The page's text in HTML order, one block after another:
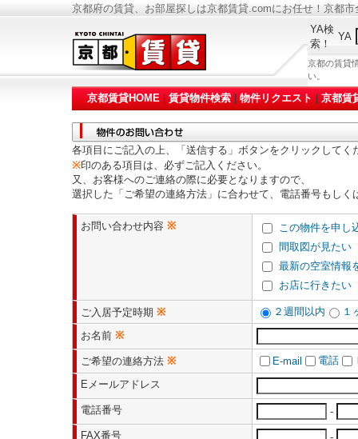
京都府の賃貸、お部屋探しは京都賃貸.comにお任せ！京都
YA検
索！
YA
京都の賃貸
い。
京都賃貸HOME 賃貸物件検索 物件リクエスト 京都賃
各項目にご記入の上、「送信する」ボタンをクリックしてく
※印のある項目は、必ずご記入ください。
又、お客様へのご連絡の際に必要となりますので、
選択した「ご希望の連絡方法」に合わせて、電話番号もし
お問い合わせ内容 ※
この物件を申し
間取図が見たい
最新の空室情報
お店に行きたい
ご入居予定時期 ※ ２週間以内
１
お名前 ※
ご希望の連絡方法 ※ E-mail 電話
Eメールアドレス
電話番号
-
FAX番号